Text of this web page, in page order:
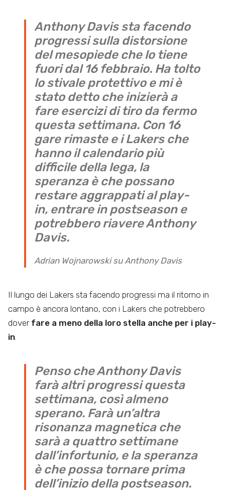
Anthony Davis sta facendo
progressi sulla distorsione
del mesopiede che lo tiene
fuori dal 16 febbraio. Ha tolto
lo stivale protettivo e mi è
stato detto che inizierà a
fare esercizi di tiro da fermo
questa settimana. Con 16
gare rimaste e i Lakers che
hanno il calendario più
difficile della lega, la
speranza è che possano
restare aggrappati al play-
in, entrare in postseason e
potrebbero riavere Anthony
Davis.
Adrian Wojnarowski su Anthony Davis
Il lungo dei Lakers sta facendo progressi ma il ritorno in
campo è ancora lontano, con i Lakers che potrebbero
dover fare a meno della loro stella anche per i play-
in
Penso che Anthony Davis
farà altri progressi questa
settimana, così almeno
sperano. Farà un’altra
risonanza magnetica che
sarà a quattro settimane
dall’infortunio, e la speranza
è che possa tornare prima
dell’inizio della postseason.